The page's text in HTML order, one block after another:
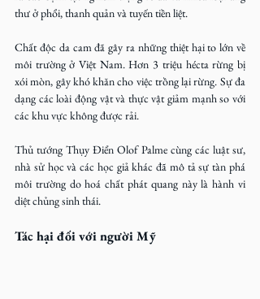
thư ở phổi, thanh quản và tuyến tiền liệt.
Chất độc da cam đã gây ra những thiệt hại to lớn về
môi trường ở Việt Nam. Hơn 3 triệu hécta rừng bị
xói mòn, gây khó khăn cho việc trồng lại rừng. Sự đa
dạng các loài động vật và thực vật giảm mạnh so với
các khu vực không được rải.
Thủ tướng Thụy Điển Olof Palme cùng các luật sư,
nhà sử học và các học giả khác đã mô tả sự tàn phá
môi trường do hoá chất phát quang này là hành vi
diệt chủng sinh thái.
Tác hại đối với người Mỹ